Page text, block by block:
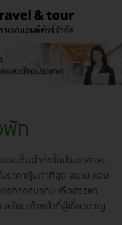
ก
รมชั้นนำทั้งในประเทศและ
ราคาคุ้มค่าที่สุด สยาม แอม
ทางสมาคม เพื่อสรรหา
ร้อมเจ้าหน้าที่ผู้เชี่ยวชาญ